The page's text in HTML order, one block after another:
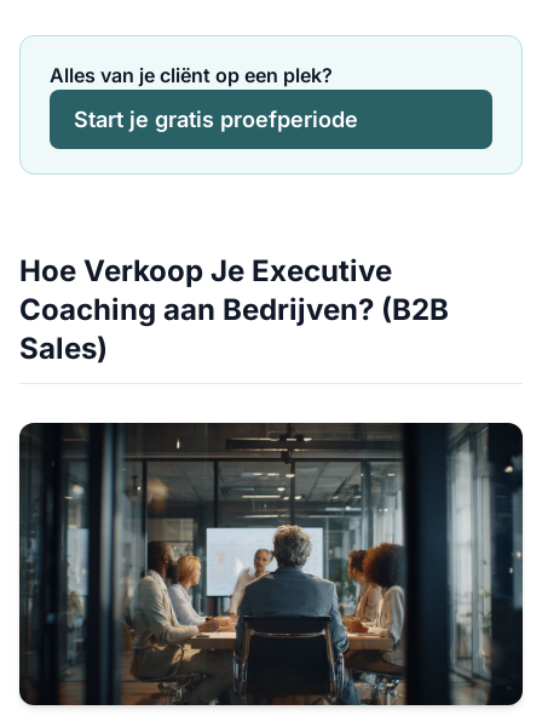
Alles van je cliënt op een plek?
Start je gratis proefperiode
Hoe Verkoop Je Executive
Coaching aan Bedrijven? (B2B
Sales)